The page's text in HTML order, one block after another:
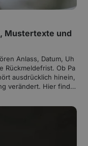
Mustertexte und
Anlass, Datum, Uh
Rückmeldefrist. Ob Pa
ausdrücklich hinein,
verändert. Hier finde